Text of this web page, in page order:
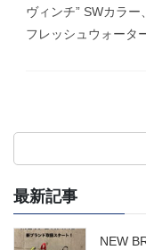
ヴィンチ” SWカラ
フレッシュウォー
稿
の
最新記事
NEW